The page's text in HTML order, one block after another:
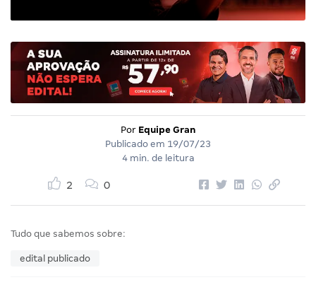
Por Equipe Gran
Publicado em 19/07/23
4 min. de leitura
2 0
Tudo que sabemos sobre:
edital publicado